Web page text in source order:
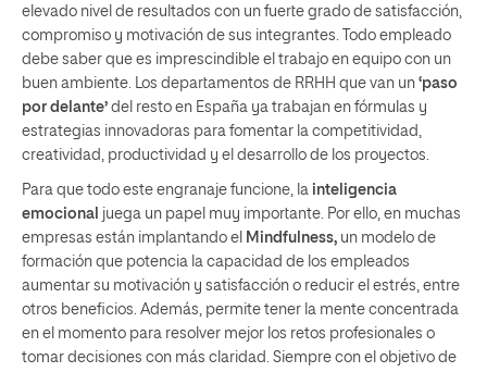
elevado nivel de resultados con un fuerte grado de satisfacción,
compromiso y motivación de sus integrantes. Todo empleado
debe saber que es imprescindible el trabajo en equipo con un
buen ambiente. Los departamentos de RRHH que van un ‘paso
por delante’ del resto en España ya trabajan en fórmulas y
estrategias innovadoras para fomentar la competitividad,
creatividad, productividad y el desarrollo de los proyectos.
Para que todo este engranaje funcione, la inteligencia
emocional juega un papel muy importante. Por ello, en muchas
empresas están implantando el Mindfulness, un modelo de
formación que potencia la capacidad de los empleados
aumentar su motivación y satisfacción o reducir el estrés, entre
otros beneficios. Además, permite tener la mente concentrada
en el momento para resolver mejor los retos profesionales o
tomar decisiones con más claridad. Siempre con el objetivo de